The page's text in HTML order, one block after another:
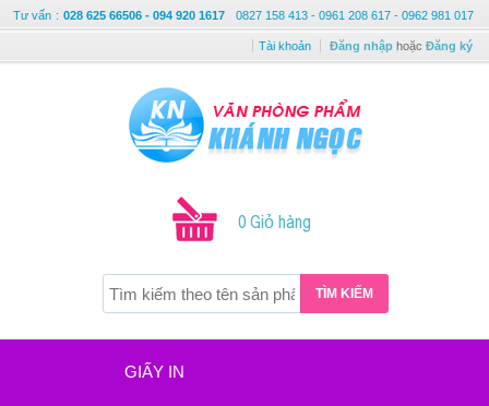
Tư vấn : 028 625 66506 - 094 920 1617 0827 158 413 - 0961 208 617 - 0962 981 017
Tài khoản Đăng nhập hoặc Đăng ký
0 Giỏ hàng
TÌM KIẾM
GIẤY IN